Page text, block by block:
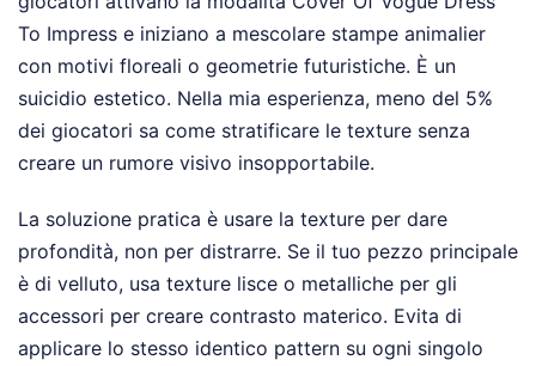
To Impress e iniziano a mescolare stampe animalier
con motivi floreali o geometrie futuristiche. È un
suicidio estetico. Nella mia esperienza, meno del 5%
dei giocatori sa come stratificare le texture senza
creare un rumore visivo insopportabile.
La soluzione pratica è usare la texture per dare
profondità, non per distrarre. Se il tuo pezzo principale
è di velluto, usa texture lisce o metalliche per gli
accessori per creare contrasto materico. Evita di
applicare lo stesso identico pattern su ogni singolo